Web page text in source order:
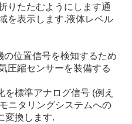
りたたむようにします通
を表示します.液体レベル
の位置信号を検知するため
圧縮センサーを装備する
標準アナログ信号 (例え
ニタリングシステムへの
変換します.